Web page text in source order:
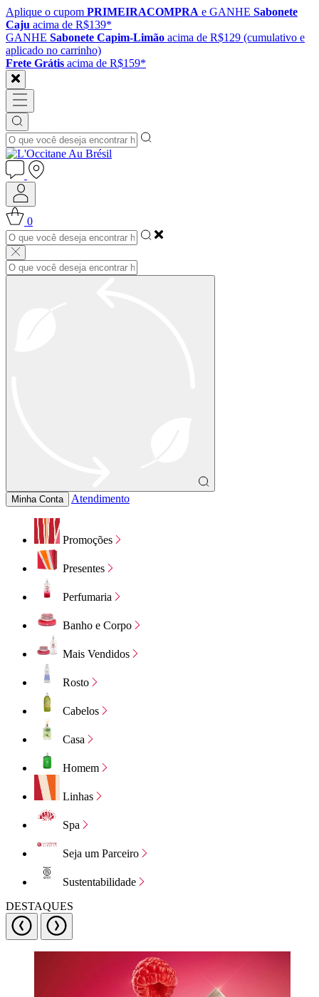
Aplique o cupom PRIMEIRACOMPRA e GANHE Sabonete
Caju acima de R$139*
GANHE Sabonete Capim-Limão acima de R$129 (cumulativo e
aplicado no carrinho)
Frete Grátis acima de R$159*
0
Minha Conta Atendimento
Promoções
Presentes
Perfumaria
Banho e Corpo
Mais Vendidos
Rosto
Cabelos
Casa
Homem
Linhas
Spa
Seja um Parceiro
Sustentabilidade
DESTAQUES